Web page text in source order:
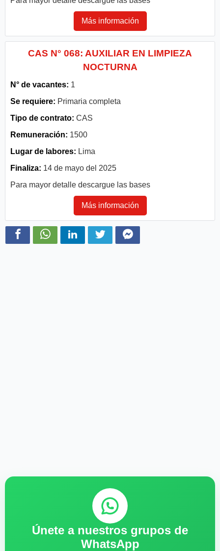
Más información
CAS N° 068: AUXILIAR EN LIMPIEZA
NOCTURNA
N° de vacantes: 1
Se requiere: Primaria completa
Tipo de contrato: CAS
Remuneración: 1500
Lugar de labores: Lima
Finaliza: 14 de mayo del 2025
Para mayor detalle descargue las bases
Más información
Únete a nuestros grupos de
WhatsApp